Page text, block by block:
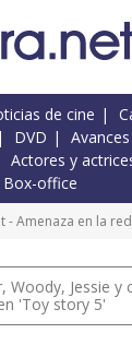
de cine
DVD Avances
Actores y
Box-office
- Amenaza en la red
Woody, Jessie y
'Toy story 5'